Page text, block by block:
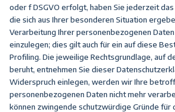
oder f DSGVO erfolgt, haben Sie jederzeit das
die sich aus Ihrer besonderen Situation
Verarbeitung Ihrer personenbezogenen
einzulegen; dies gilt auch für ein auf diese
Profiling. Die jeweilige Rechtsgrundlage, auf
beruht, entnehmen Sie dieser
Widerspruch einlegen, werden wir Ihre
personenbezogenen Daten nicht mehr
können zwingende schutzwürdige Gründe für